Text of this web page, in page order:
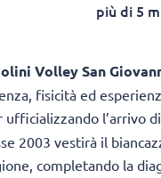
più di 5
Volley San
fisicità ed
l’arrivo di
2003 vestirà il
completando la